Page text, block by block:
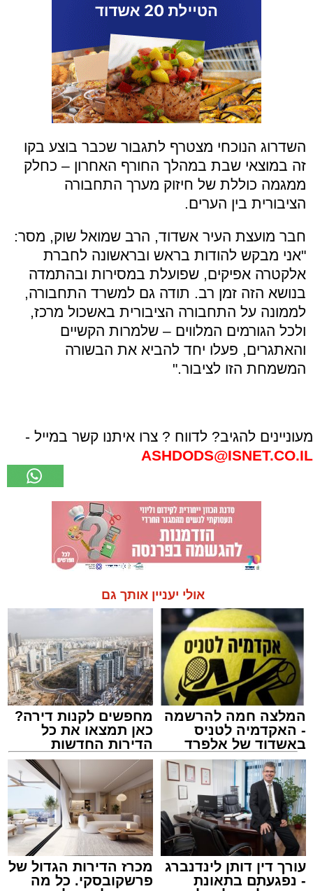
השדרוג הנוכחי מצטרף לתגבור שכבר בוצע בקו
זה במוצאי שבת במהלך החורף האחרון – כחלק
ממגמה כוללת של חיזוק מערך התחבורה
הציבורית בין הערים.
חבר מועצת העיר אשדוד, הרב שמואל שוק, מסר:
"אני מבקש להודות בראש ובראשונה לחברת
אלקטרה אפיקים, שפועלת במסירות ובהתמדה
בנושא הזה זמן רב. תודה גם למשרד התחבורה,
לממונה על התחבורה הציבורית באשכול מרכז,
ולכל הגורמים המלווים – שלמרות הקשיים
והאתגרים, פעלו יחד להביא את הבשורה
המשמחת הזו לציבור."
מעוניינים להגיב? לדווח ? צרו איתנו קשר במייל -
ASHDODS@ISNET.CO.IL
אולי יעניין אותך גם
המלצה חמה להרשמה
- האקדמיה לטניס
באשדוד של אלפרד
קריאולנסקי - לילדים
מחפשים לקנות דירה?
כאן תמצאו את כל
הדירות החדשות
למכירה באשדוד >>>
עורך דין דותן לינדנברג
- נפגעתם בתאונת
מכרז הדירות הגדול של
פרשקובסקי. כל מה